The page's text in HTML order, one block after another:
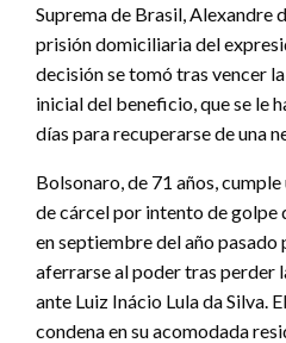
Suprema de Brasil, Alexandre
prisión domiciliaria del
decisión se tomó tras vencer
inicial del beneficio, que se le
días para recuperarse de una
Bolsonaro, de 71 años,
de cárcel por intento de golpe
en septiembre del año pasado
aferrarse al poder tras perder
ante Luiz Inácio Lula da Silva.
condena en su acomodada